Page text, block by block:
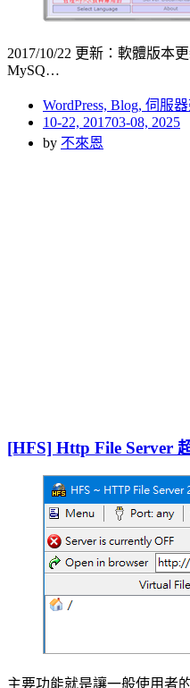
2017/10/22 更新：軟體版本
MySQ…
WordPress, Blog, 伺服
Posted
on
10-22, 201703-08, 2025
by 不來恩
[HFS] Http File Server
主要功能就是讓一般使用者